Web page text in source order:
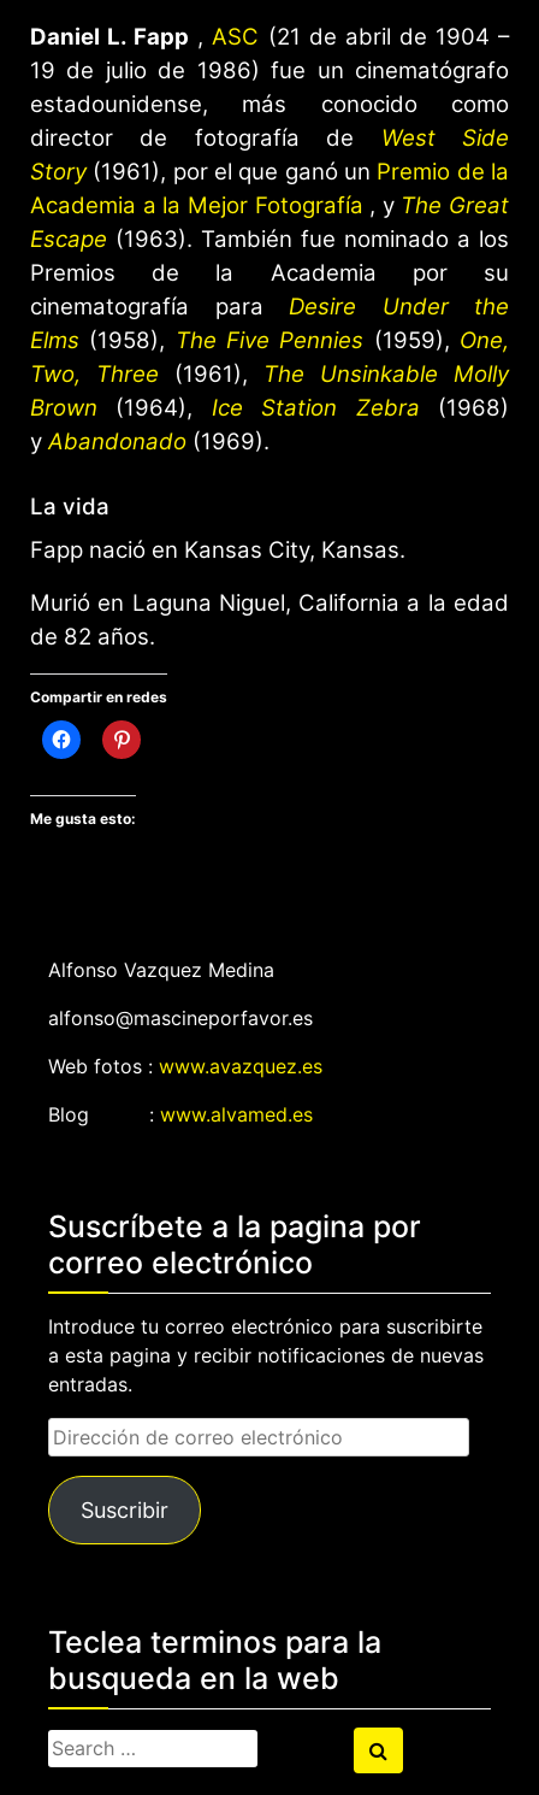
Daniel L. Fapp ,ASC (21 de abril de 1904 –
19 de julio de 1986) fue un cinematógrafo
estadounidense, más conocido como
director de fotografía de West Side
Story(1961), por el que ganó un Premio de la
Academia a la Mejor Fotografía , y The Great
Escape (1963). También fue nominado a los
Premios de la Academia por su
cinematografía para Desire Under the
Elms (1958), The Five Pennies (1959), One,
Two, Three (1961), The Unsinkable Molly
Brown (1964), Ice Station Zebra (1968)
yAbandonado (1969).
La vida
Fapp nació en Kansas City, Kansas.
Murió en Laguna Niguel, California a la edad
de 82 años.
Compartir en redes
Me gusta esto:
Alfonso Vazquez Medina
alfonso@mascineporfavor.es
Web fotos : www.avazquez.es
Blog : www.alvamed.es
Suscríbete a la pagina por
correo electrónico
Introduce tu correo electrónico para suscribirte
a esta pagina y recibir notificaciones de nuevas
entradas.
Dirección
de
correo
electrónico
Suscribir
Teclea terminos para la
busqueda en la web
Search
for:
Search